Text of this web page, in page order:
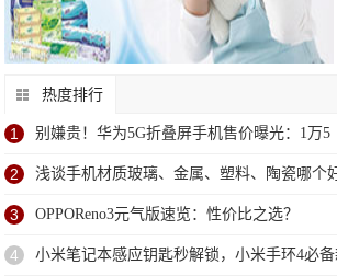
热度排行
1 别嫌贵！华为5G折叠屏手机售价曝光：1万5
2 浅谈手机材质玻璃、金属、塑料、陶瓷哪个
3 OPPOReno3元气版速览：性价比之选？
4 小米笔记本感应钥匙秒解锁，小米手环4必